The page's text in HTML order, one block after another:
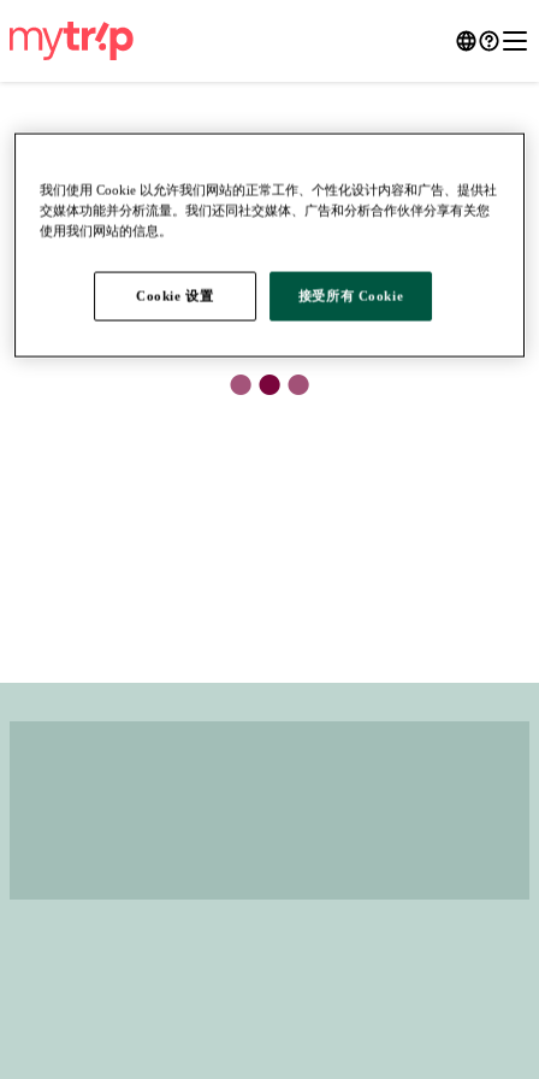
●●●
我们使用 Cookie 以允许我们网站的正常工作、个性化设计内容和广告、提供社
交媒体功能并分析流量。我们还同社交媒体、广告和分析合作伙伴分享有关您
使用我们网站的信息。
Cookie 设置 接受所有 Cookie